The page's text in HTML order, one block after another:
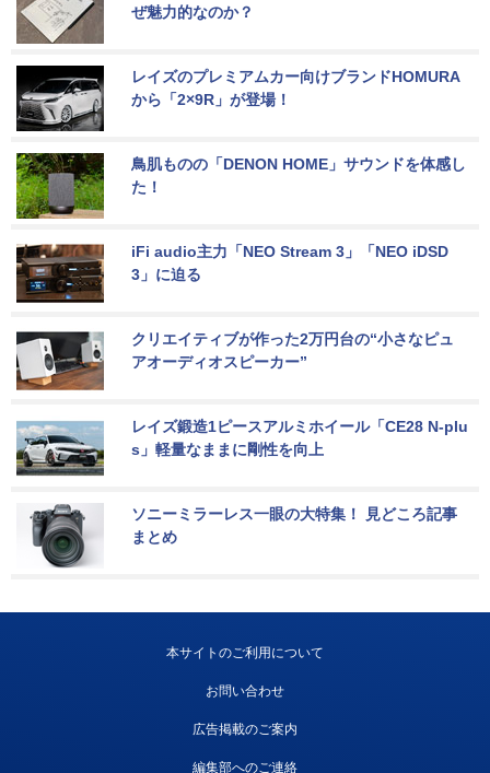
ぜ魅力的なのか？
レイズのプレミアムカー向けブランドHOMURA
から「2×9R」が登場！
鳥肌ものの「DENON HOME」サウンドを体感し
た！
iFi audio主力「NEO Stream 3」「NEO iDSD
3」に迫る
クリエイティブが作った2万円台の“小さなピュ
アオーディオスピーカー”
レイズ鍛造1ピースアルミホイール「CE28 N-plu
s」軽量なままに剛性を向上
ソニーミラーレス一眼の大特集！ 見どころ記事
まとめ
本サイトのご利用について
お問い合わせ
広告掲載のご案内
編集部へのご連絡